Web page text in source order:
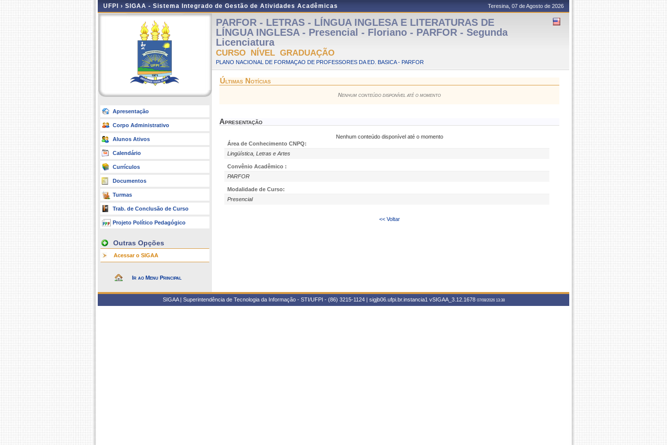
UFPI › SIGAA - Sistema Integrado de Gestão de Atividades Acadêmicas Teresina, 07 de Agosto de 2026
Apresentação
Corpo Administrativo
Alunos Ativos
Calendário
Currículos
Documentos
Turmas
Trab. de Conclusão de Curso
Projeto Político Pedagógico
Outras Opções
Acessar o SIGAA
Ir ao Menu Principal
PARFOR - LETRAS - LÍNGUA INGLESA E LITERATURAS DE
LÍNGUA INGLESA - Presencial - Floriano - PARFOR - Segunda
Licenciatura
CURSO NÍVEL GRADUAÇÃO
PLANO NACIONAL DE FORMAÇAO DE PROFESSORES DA ED. BASICA - PARFOR
Últimas Notícias
Nenhum conteúdo disponível até o momento
Apresentação
Nenhum conteúdo disponível até o momento
Área de Conhecimento CNPQ:
Lingüística, Letras e Artes
Convênio Acadêmico :
PARFOR
Modalidade de Curso:
Presencial
<< Voltar
SIGAA | Superintendência de Tecnologia da Informação - STI/UFPI - (86) 3215-1124 | sigjb06.ufpi.br.instancia1 vSIGAA_3.12.1678 07/08/2026 13:38